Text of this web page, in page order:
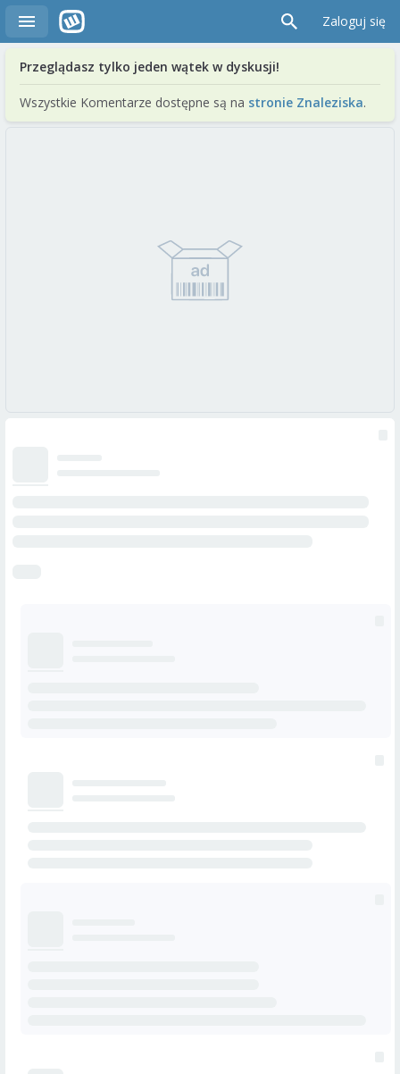
Zaloguj się
Przeglądasz tylko jeden wątek w dyskusji!
Wszystkie Komentarze dostępne są na stronie Znaleziska.